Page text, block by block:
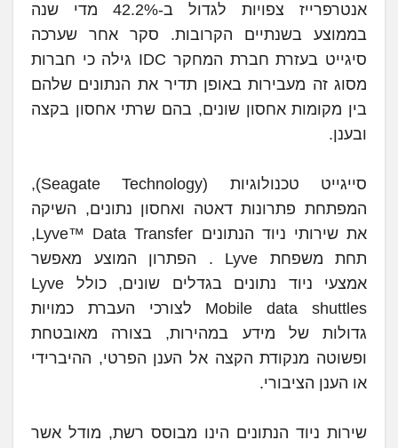
אנטרפרייז צפויות לגדול ב-42.2% מדי שנה
בממוצע בשנתיים הקרובות. סקר אחר שערכה
סיגייט בעזרת חברת המחקר IDC גילה כי חברות
מסוג זה מעבירות באופן תדיר את הנתונים שלהם
בין מקומות אחסון שונים, בהם שרתי אחסון בקצה
ובענן.
סייגייט טכנולוגיות (Seagate Technology),
המפתחת פתרונות דאטה ואחסון נתונים, השיקה
את שירותי ניוד הנתונים Lyve™ Data Transfer,
תחת משפחת Lyve . הפתרון המוצע מאפשר
אמצעי ניוד נתונים בגדלים שונים, כולל Lyve
Mobile data shuttles לצורכי העברת כמויות
גדולות של מידע במהירות, בצורה מאובטחת
ופשוטה מנקודת הקצה אל הענן הפרטי, ההיברידי
או הענן הציבורי.
שירות ניוד הנתונים הינו מבוסס רשת, מודל אשר